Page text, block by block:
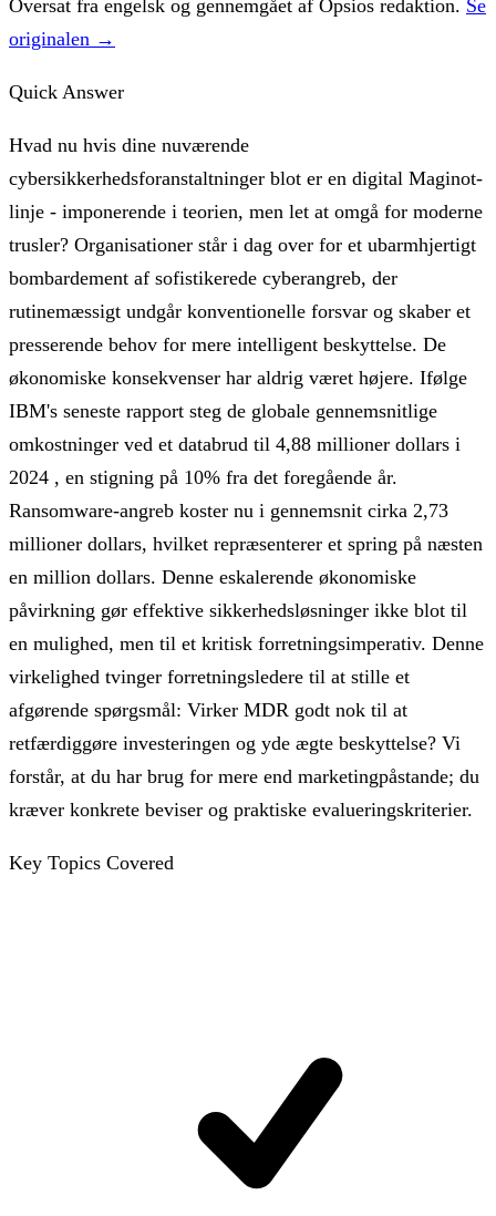
Oversat fra engelsk og gennemgået af Opsios redaktion. Se
originalen →
Quick Answer
Hvad nu hvis dine nuværende
cybersikkerhedsforanstaltninger blot er en digital Maginot-
linje - imponerende i teorien, men let at omgå for moderne
trusler? Organisationer står i dag over for et ubarmhjertigt
bombardement af sofistikerede cyberangreb, der
rutinemæssigt undgår konventionelle forsvar og skaber et
presserende behov for mere intelligent beskyttelse. De
økonomiske konsekvenser har aldrig været højere. Ifølge
IBM's seneste rapport steg de globale gennemsnitlige
omkostninger ved et databrud til 4,88 millioner dollars i
2024 , en stigning på 10% fra det foregående år.
Ransomware-angreb koster nu i gennemsnit cirka 2,73
millioner dollars, hvilket repræsenterer et spring på næsten
en million dollars. Denne eskalerende økonomiske
påvirkning gør effektive sikkerhedsløsninger ikke blot til
en mulighed, men til et kritisk forretningsimperativ. Denne
virkelighed tvinger forretningsledere til at stille et
afgørende spørgsmål: Virker MDR godt nok til at
retfærdiggøre investeringen og yde ægte beskyttelse? Vi
forstår, at du har brug for mere end marketingpåstande; du
kræver konkrete beviser og praktiske evalueringskriterier.
Key Topics Covered